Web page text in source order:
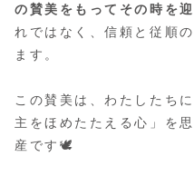
の賛美をもってその時を
れではなく、信頼と従順
ます。
この賛美は、わたしたち
主をほめたたえる心」を
産です🕊️